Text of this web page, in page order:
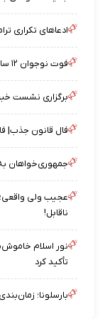
ادعاهای تکراری
فوت نوجوان ۱۲ ساله در حادثه غرق‌شدگی در میبد
برگزاری نشست
فال قانون جذب| فال
جمهوری‌خواهان
ناقابل!
نور اسلام
تأکید کرد
بارسلونا؛